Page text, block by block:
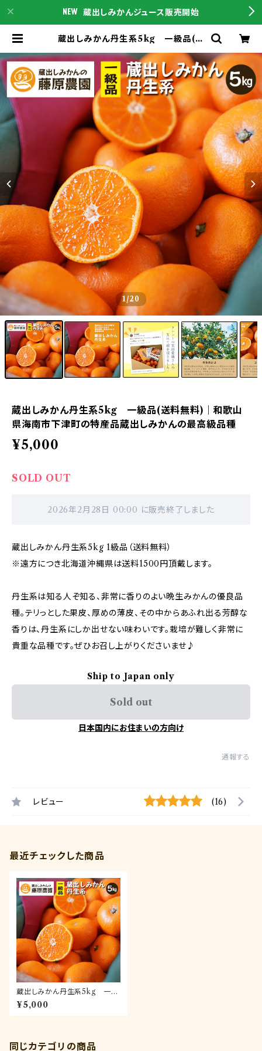
蔵出しみかんジュース販売開始
蔵出しみかん丹生系5kg 一級品(送
産品蔵出しみかんの最高級品種 | 蔵
出しみかんの産地直送通販は蔵出し
みかんの藤原農園｜和歌山県海南市
下津町の特産品をこちらからご購入下
さい
1/20
蔵出しみかん丹生系5kg 一級品(送料無料)｜和歌山
県海南市下津町の特産品蔵出しみかんの最高級品種
¥5,000
SOLD OUT
2026年2月28日 00:00 に販売終了しました
蔵出しみかん丹生系5kg 1級品（送料無料）
※遠方につき北海道沖縄県は送料1500円頂戴します。
丹生系は知る人ぞ知る、非常に香りのよい晩生みかんの優良品
種。テリっとした果皮、厚めの薄皮、その中からあふれ出る芳醇な
香りは、丹生系にしか出せない味わいです。栽培が難しく非常に
貴重な品種です。ぜひお召し上がりくださいませ♪
Ship to Japan only
Sold out
日本国内にお住まいの方向け
通報する
レビュー (16)
最近チェックした商品
蔵出しみかん丹生系5kg 一級
品(送料無料)｜和歌山県海南市
下津町の特産品蔵出しみかんの
¥5,000
同じカテゴリの商品